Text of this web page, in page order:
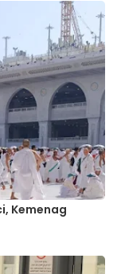
Kemenag